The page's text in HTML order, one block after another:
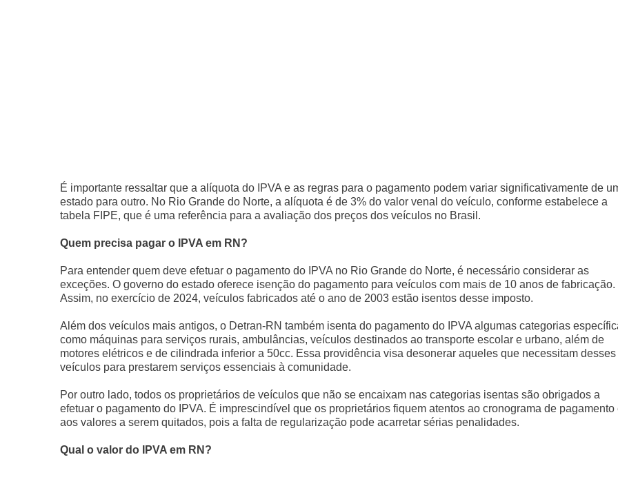
É importante ressaltar que a alíquota do IPVA e as regras para o pagamento podem variar significativamente de
estado para outro. No Rio Grande do Norte, a alíquota é de 3% do valor venal do veículo, conforme estabelece a
tabela FIPE, que é uma referência para a avaliação dos preços dos veículos no Brasil.
Quem precisa pagar o IPVA em RN?
Para entender quem deve efetuar o pagamento do IPVA no Rio Grande do Norte, é necessário considerar as
exceções. O governo do estado oferece isenção do pagamento para veículos com mais de 10 anos de fabricação.
Assim, no exercício de 2024, veículos fabricados até o ano de 2003 estão isentos desse imposto.
Além dos veículos mais antigos, o Detran-RN também isenta do pagamento do IPVA algumas categorias
como máquinas para serviços rurais, ambulâncias, veículos destinados ao transporte escolar e urbano, além de
motores elétricos e de cilindrada inferior a 50cc. Essa providência visa desonerar aqueles que necessitam desses
veículos para prestarem serviços essenciais à comunidade.
Por outro lado, todos os proprietários de veículos que não se encaixam nas categorias isentas são obrigados a
efetuar o pagamento do IPVA. É imprescindível que os proprietários fiquem atentos ao cronograma de pagamento
aos valores a serem quitados, pois a falta de regularização pode acarretar sérias penalidades.
Qual o valor do IPVA em RN?